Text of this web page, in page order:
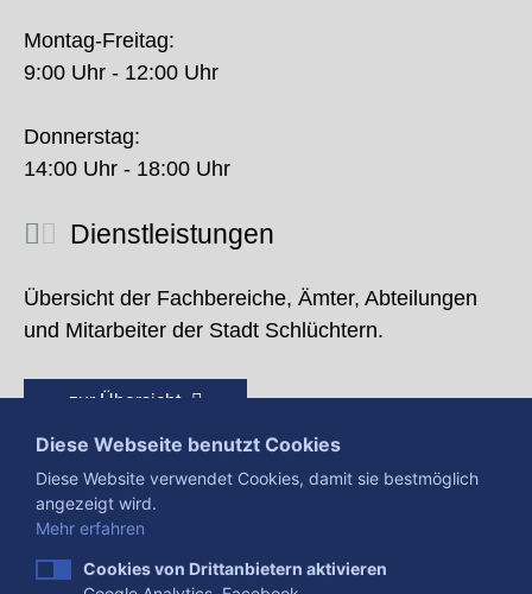
Montag-Freitag:
9:00 Uhr - 12:00 Uhr
Donnerstag:
14:00 Uhr - 18:00 Uhr
Dienstleistungen
Übersicht der Fachbereiche, Ämter, Abteilungen
und Mitarbeiter der Stadt Schlüchtern.
zur Übersicht
Diese Webseite benutzt Cookies
Diese Website verwendet Cookies, damit sie bestmöglich
angezeigt wird.
Mehr erfahren
Cookies von Drittanbietern aktivieren